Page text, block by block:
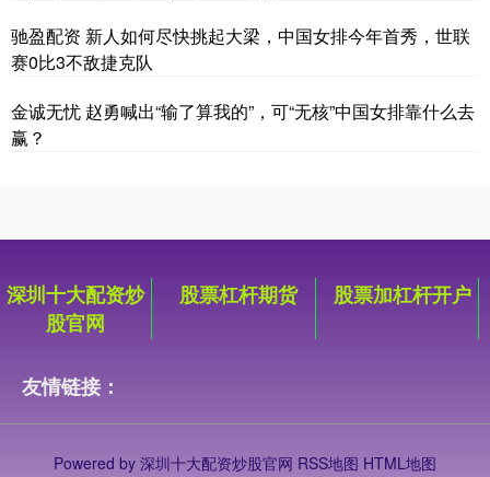
驰盈配资 新人如何尽快挑起大梁，中国女排今年首秀，世联
赛0比3不敌捷克队
金诚无忧 赵勇喊出“输了算我的”，可“无核”中国女排靠什么去
赢？
深圳十大配资炒
股官网
股票杠杆期货 股票加杠杆开户
友情链接：
Powered by 深圳十大配资炒股官网 RSS地图 HTML地图